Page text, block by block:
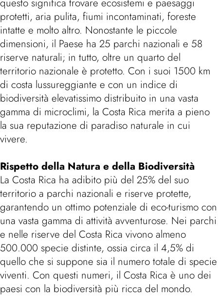
questo significa trovare ecosistemi e paesaggi
protetti, aria pulita, fiumi incontaminati, foreste
intatte e molto altro. Nonostante le piccole
dimensioni, il Paese ha 25 parchi nazionali e 58
riserve naturali; in tutto, oltre un quarto del
territorio nazionale è protetto. Con i suoi 1500 km
di costa lussureggiante e con un indice di
biodiversità elevatissimo distribuito in una vasta
gamma di microclimi, la Costa Rica merita a pieno
la sua reputazione di paradiso naturale in cui
vivere.
Rispetto della Natura e della Biodiversità
La Costa Rica ha adibito più del 25% del suo
territorio a parchi nazionali e riserve protette,
garantendo un ottimo potenziale di eco-turismo con
una vasta gamma di attività avventurose. Nei parchi
e nelle riserve del Costa Rica vivono almeno
500.000 specie distinte, ossia circa il 4,5% di
quello che si suppone sia il numero totale di specie
viventi. Con questi numeri, il Costa Rica è uno dei
paesi con la biodiversità più ricca del mondo.